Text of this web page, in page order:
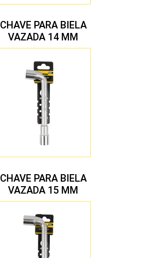
CHAVE PARA BIELA
VAZADA 14 MM
CHAVE PARA BIELA
VAZADA 15 MM